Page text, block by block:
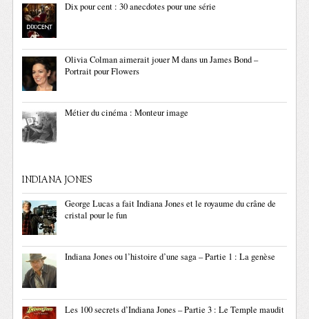
Dix pour cent : 30 anecdotes pour une série
Olivia Colman aimerait jouer M dans un James Bond –
Portrait pour Flowers
Métier du cinéma : Monteur image
INDIANA JONES
George Lucas a fait Indiana Jones et le royaume du crâne de
cristal pour le fun
Indiana Jones ou l’histoire d’une saga – Partie 1 : La genèse
Les 100 secrets d’Indiana Jones – Partie 3 : Le Temple maudit